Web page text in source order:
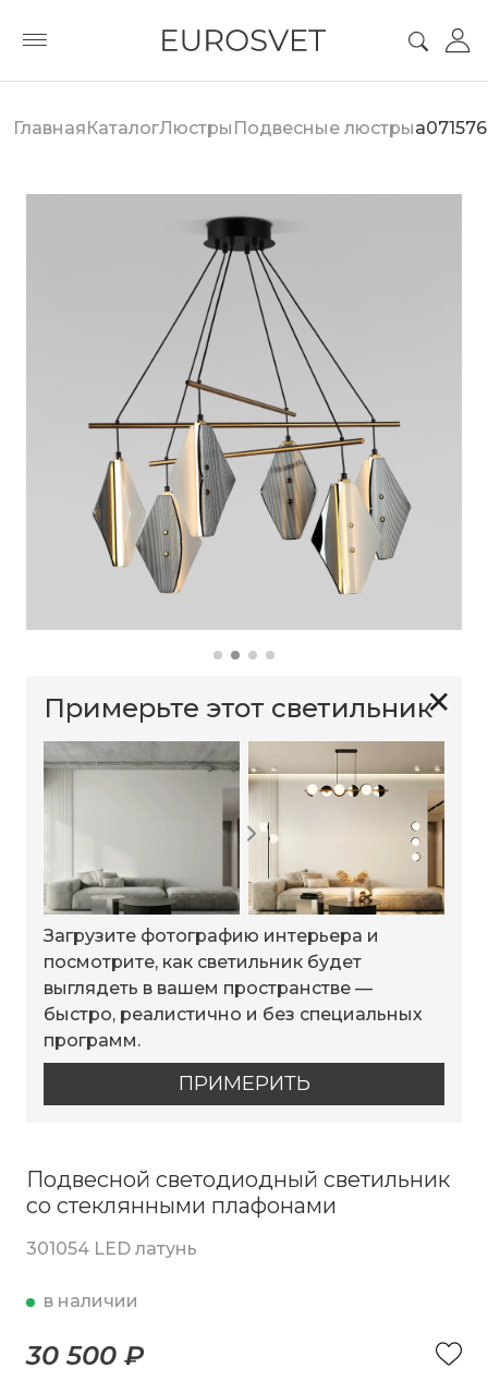
ГлавнаяКаталогЛюстры Подвесные люстрыa071576
✕
Примерьте этот светильник
Загрузите фотографию интерьера и
посмотрите, как светильник будет
выглядеть в вашем пространстве —
быстро, реалистично и без специальных
программ.
ПРИМЕРИТЬ
Подвесной светодиодный светильник
со стеклянными плафонами
301054 LED латунь
в наличии
30 500 ₽